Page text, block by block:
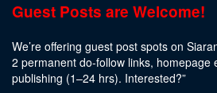
Guest Posts are Welcome!
We’re offering guest post spots on
2 permanent do-follow links, homepage
publishing (1–24 hrs). Interested?”